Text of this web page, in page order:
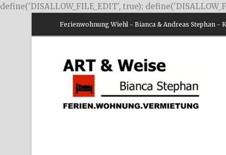
define('DISALLOW_FILE_EDIT', true);
Ferienwohnung Wiehl - Bianca & Andreas Stephan -